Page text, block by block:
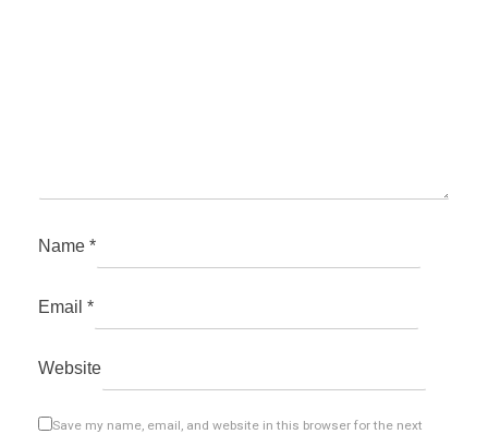
Name *
Email *
Website
Save my name, email, and website in this browser for the next